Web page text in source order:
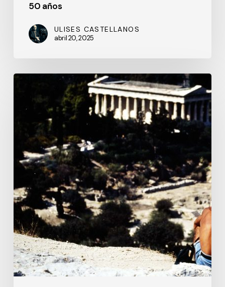
50 años
ULISES CASTELLANOS
abril 20, 2025
El
Partenón